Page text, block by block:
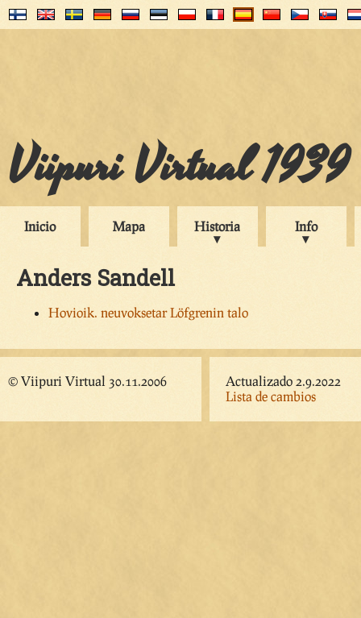
Viipuri Virtual 1939
Inicio Mapa Historia Info
Anders Sandell
Hovioik. neuvoksetar Löfgrenin talo
© Viipuri Virtual 30.11.2006
Actualizado 2.9.2022
Lista de cambios